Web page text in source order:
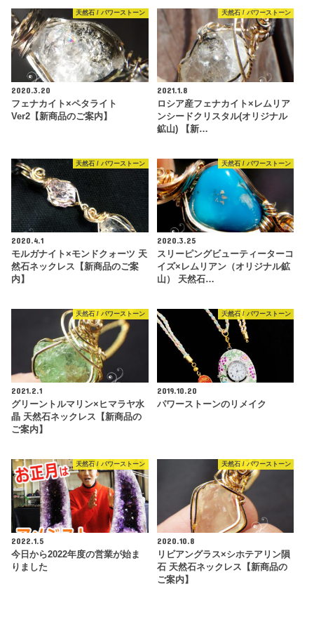
天然石 / パワーストーン
2020.3.20
フェナカイト×ペタライト
Ver2【新商品のご案内】
天然石 / パワーストーン
2021.1.8
ロシア産フェナカイト×レムリア
ンシードクリスタル(オリジナル
鉱山) 【新…
天然石 / パワーストーン
2020.4.1
モルガナイト×モンドクォーツ 天
然石ネックレス【新商品のご案
内】
天然石 / パワーストーン
2020.3.25
スリーピングビューティーターコ
イズ×レムリアン（オリジナル鉱
山） 天然石…
天然石 / パワーストーン
2021.2.1
グリーントルマリン×ヒマラヤ水
晶 天然石ネックレス【新商品の
ご案内】
天然石 / パワーストーン
2019.10.20
パワーストーンのリメイク
天然石 / パワーストーン
2022.1.5
今日から2022年度の営業が始ま
りました
天然石 / パワーストーン
2020.10.8
リビアングラス×シホテアリン隕
石 天然石ネックレス【新商品の
ご案内】